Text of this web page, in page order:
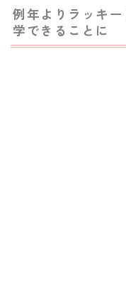
例年よりラッキ
学できることに